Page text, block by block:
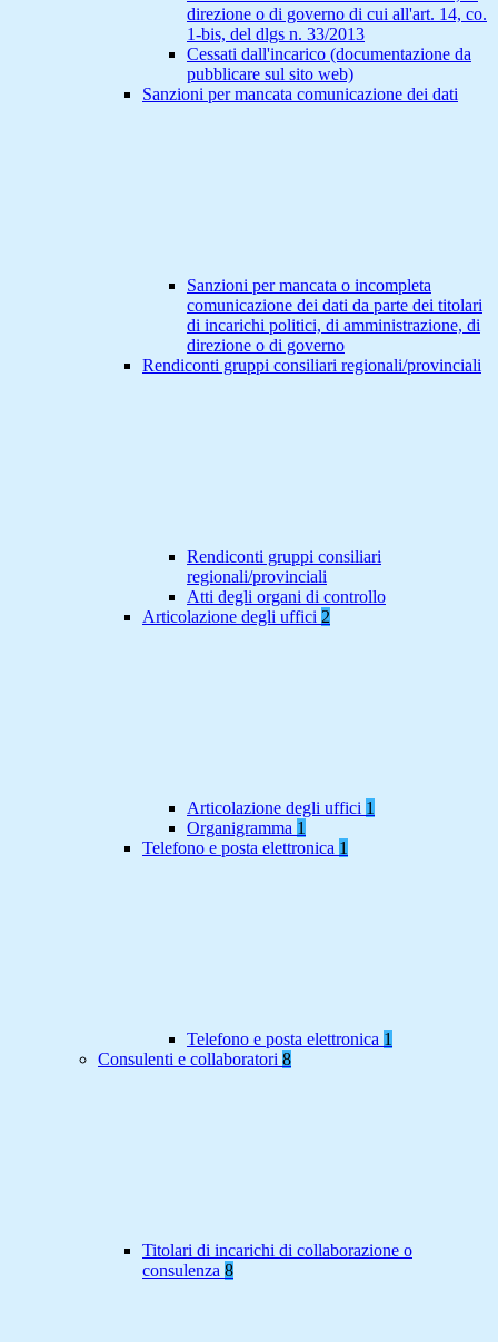
direzione o di governo di cui all'art. 14, co.
1-bis, del dlgs n. 33/2013
Cessati dall'incarico (documentazione da
pubblicare sul sito web)
Sanzioni per mancata comunicazione dei dati
Sanzioni per mancata o incompleta
comunicazione dei dati da parte dei titolari
di incarichi politici, di amministrazione, di
direzione o di governo
Rendiconti gruppi consiliari regionali/provinciali
Rendiconti gruppi consiliari
regionali/provinciali
Atti degli organi di controllo
Articolazione degli uffici 2
Articolazione degli uffici 1
Organigramma 1
Telefono e posta elettronica 1
Telefono e posta elettronica 1
Consulenti e collaboratori 8
Titolari di incarichi di collaborazione o
consulenza 8